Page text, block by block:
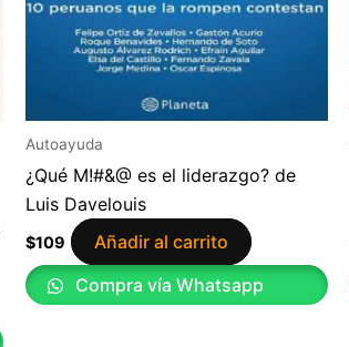
Autoayuda
¿Qué M!#&@ es el liderazgo? de
Luis Davelouis
$109
Añadir al carrito
Compra vía Whatsapp